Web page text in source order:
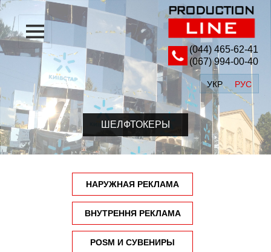
УКР РУС
(044) ‎465-62-41
(067) 994-00-40
ШЕЛФТОКЕРЫ
НАРУЖНАЯ РЕКЛАМА
ВНУТРЕННЯ РЕКЛАМА
POSM И СУВЕНИРЫ